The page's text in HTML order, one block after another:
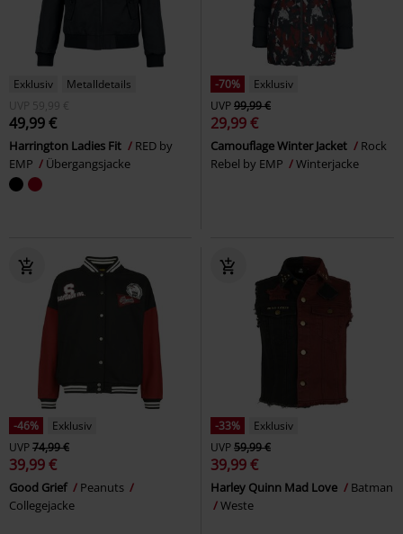
Exklusiv
Metalldetails
UVP
59,99 €
49,99 €
Harrington Ladies Fit
RED by
EMP
Übergangsjacke
-70%
Exklusiv
UVP99,99 €
29,99 €
Camouflage Winter Jacket
Rock
Rebel by EMP
Winterjacke
-46%
Exklusiv
UVP74,99 €
39,99 €
Good Grief
Peanuts
Collegejacke
-33%
Exklusiv
UVP59,99 €
39,99 €
Harley Quinn Mad Love
Batman
Weste